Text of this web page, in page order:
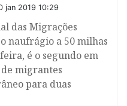
jan 2019 10:29
das Migrações
naufrágio a 50 milhas
é o segundo em
migrantes
para duas